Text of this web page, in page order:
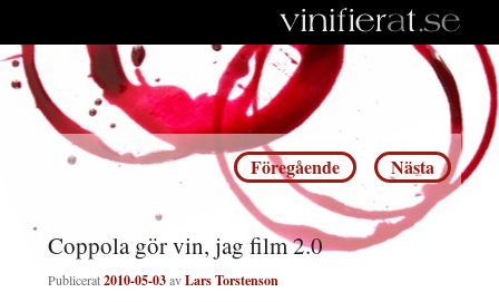
Inläggsnavigering
Föregående Nästa
Coppola gör vin, jag film 2.0
Publicerat2010-05-03avLars Torstenson